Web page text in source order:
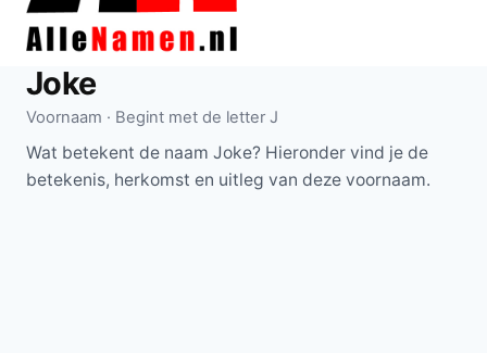
Joke
Voornaam · Begint met de letter J
Wat betekent de naam Joke? Hieronder vind je de
betekenis, herkomst en uitleg van deze voornaam.